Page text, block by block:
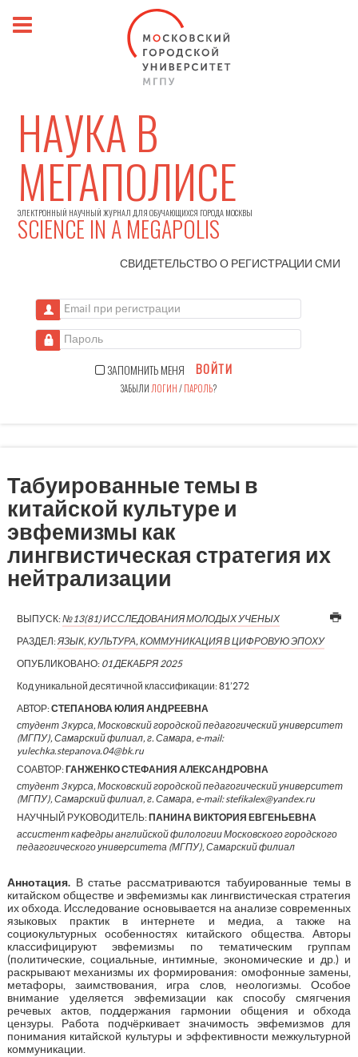
НАУКА В
МЕГАПОЛИСЕ
ЭЛЕКТРОННЫЙ НАУЧНЫЙ ЖУРНАЛ ДЛЯ ОБУЧАЮЩИХСЯ ГОРОДА МОСКВЫ
SCIENCE IN A MEGAPOLIS
СВИДЕТЕЛЬСТВО О РЕГИСТРАЦИИСМИ
Email при регистрации
Пароль
ЗАПОМНИТЬ МЕНЯ ВОЙТИ
ЗАБЫЛИ ЛОГИН/ПАРОЛЬ?
Табуированные темы в
китайской культуре и
эвфемизмы как
лингвистическая стратегия их
нейтрализации
ВЫПУСК:№13(81) ИССЛЕДОВАНИЯ МОЛОДЫХ УЧЕНЫХ
РАЗДЕЛ:ЯЗЫК, КУЛЬТУРА, КОММУНИКАЦИЯ В ЦИФРОВУЮ ЭПОХУ
ОПУБЛИКОВАНО: 01 ДЕКАБРЯ 2025
Код уникальной десятичной классификации:81’272
АВТОР:СТЕПАНОВА ЮЛИЯ АНДРЕЕВНА
студент 3 курса, Московский городской педагогический университет
(МГПУ), Самарский филиал, г. Самара, e-mail:
yulechka.stepanova.04@bk.ru
СОАВТОР:ГАНЖЕНКО СТЕФАНИЯ АЛЕКСАНДРОВНА
студент 3 курса, Московский городской педагогический университет
(МГПУ), Самарский филиал, г. Самара, e-mail: stefikalex@yandex.ru
НАУЧНЫЙ РУКОВОДИТЕЛЬ:ПАНИНА ВИКТОРИЯ ЕВГЕНЬЕВНА
ассистент кафедры английской филологии Московского городского
педагогического университета (МГПУ), Самарский филиал
Аннотация.В статье рассматриваются табуированные темы в
китайском обществе и эвфемизмы как лингвистическая стратегия
их обхода. Исследование основывается на анализе современных
языковых практик в интернете и медиа, а также на
социокультурных особенностях китайского общества. Авторы
классифицируют эвфемизмы по тематическим группам
(политические, социальные, интимные, экономические и др.) и
раскрывают механизмы их формирования: омофонные замены,
метафоры, заимствования, игра слов, неологизмы. Особое
внимание уделяется эвфемизации как способу смягчения
речевых актов, поддержания гармонии общения и обхода
цензуры. Работа подчёркивает значимость эвфемизмов для
понимания китайской культуры и эффективности межкультурной
коммуникации.